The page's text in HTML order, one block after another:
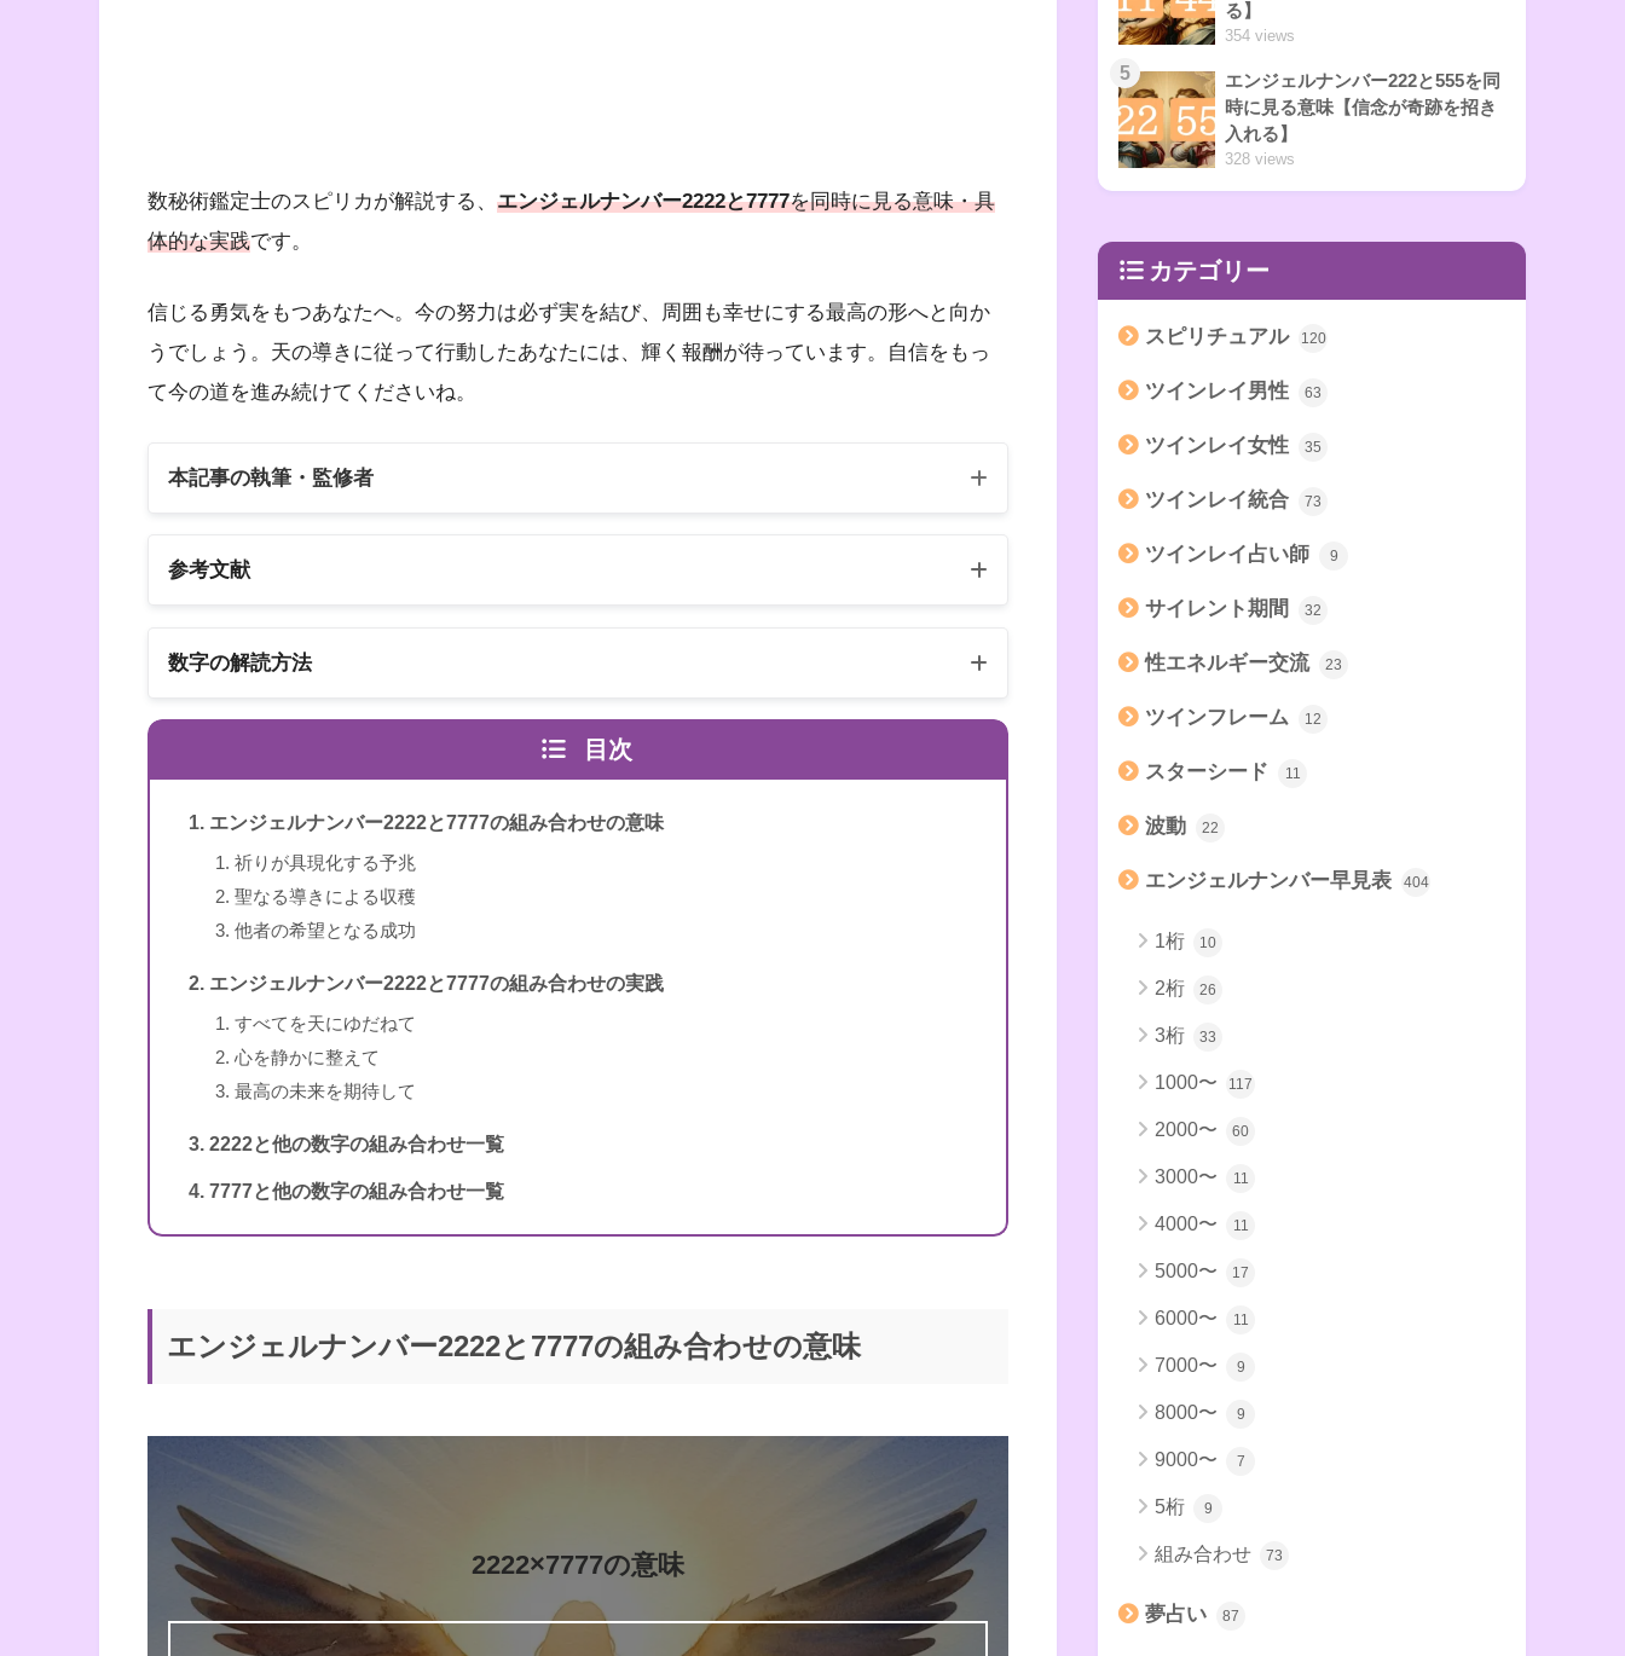
数秘術鑑定士のスピリカが解説する、 エンジェルナンバー2222と7777を同時に見る意味・具
体的な実践です。
信じる勇気をもつあなたへ。今の努力は必ず実を結び、周囲も幸せにする最高の形へと向か
うでしょう。天の導きに従って行動したあなたには、輝く報酬が待っています。自信をもっ
て今の道を進み続けてくださいね。
本記事の執筆・監修者
参考文献
書籍名 エンジェル・ナンバー 数字は天使のメッセージ
著者 ドリーン・バーチュー、リネット・ブラウン
訳者 牧野・M・美枝
出版社 ダイヤモンド社
著者 ドリーン・バーチュー
出版年
数字の解読方法
エンジェルナンバーの解読方法は桁ごとに異なります
1〜3桁のエンジェルナンバー
4桁のエンジェルナンバー
6桁のエンジェルナンバー
目次
エンジェルナンバー2222と7777の組み合わせの意味
祈りが具現化する予兆
聖なる導きによる収穫
他者の希望となる成功
エンジェルナンバー2222と7777の組み合わせの実践
すべてを天にゆだねて
心を静かに整えて
最高の未来を期待して
2222と他の数字の組み合わせ一覧
7777と他の数字の組み合わせ一覧
エンジェルナンバー2222と7777の組み合わせの意味
2222×7777の意味
る】
354 views
5
エンジェルナンバー222と555を同
時に見る意味【信念が奇跡を招き
入れる】
328 views
カテゴリー
スピリチュアル 120
ツインレイ男性 63
ツインレイ女性 35
ツインレイ統合 73
ツインレイ占い師 9
サイレント期間 32
性エネルギー交流 23
ツインフレーム 12
スターシード 11
波動 22
エンジェルナンバー早見表 404
1桁 10
2桁 26
3桁 33
1000〜 117
2000〜 60
3000〜 11
4000〜 11
5000〜 17
6000〜 11
7000〜 9
8000〜 9
9000〜 7
5桁 9
組み合わせ 73
夢占い 87